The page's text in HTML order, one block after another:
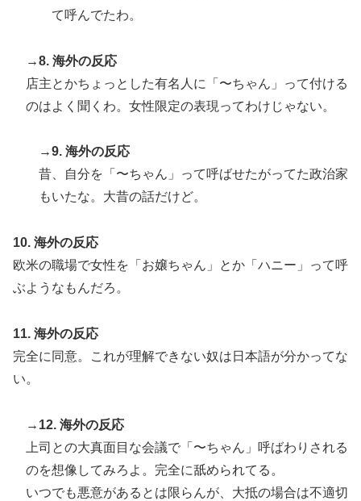
て呼んでたわ。
→8. 海外の反応
店主とかちょっとした有名人に「〜ちゃん」って付ける
のはよく聞くわ。女性限定の表現ってわけじゃない。
→9. 海外の反応
昔、自分を「〜ちゃん」って呼ばせたがってた政治家
もいたな。大昔の話だけど。
10. 海外の反応
欧米の職場で女性を「お嬢ちゃん」とか「ハニー」って呼
ぶようなもんだろ。
11. 海外の反応
完全に同意。これが理解できない奴は日本語が分かってな
い。
→12. 海外の反応
上司との大真面目な会議で「〜ちゃん」呼ばわりされる
のを想像してみろよ。完全に舐められてる。
いつでも悪意があるとは限らんが、大抵の場合は不適切